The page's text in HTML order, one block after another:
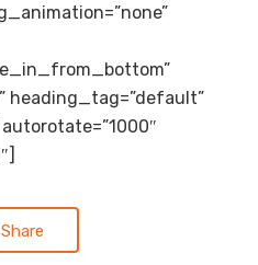
heading_tag=”default”
Share